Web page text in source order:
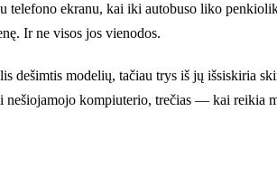
telefono ekranu, kai iki autobuso liko
Ir ne visos jos vienodos.
dešimtis modelių, tačiau trys iš jų išsiskiria
kompiuterio, trečias — kai reikia